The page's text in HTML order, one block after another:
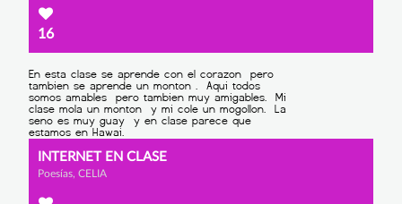
16
INTERNET EN CLASE
Poesías, CELIA